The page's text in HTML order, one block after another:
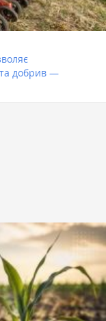
та добрив —